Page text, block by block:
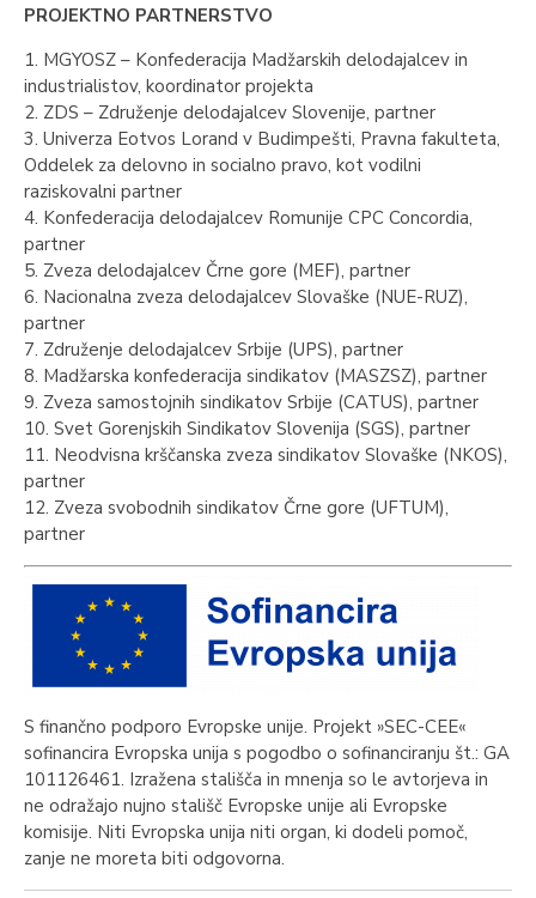
PROJEKTNO PARTNERSTVO
1. MGYOSZ – Konfederacija Madžarskih delodajalcev in
industrialistov, koordinator projekta
2. ZDS – Združenje delodajalcev Slovenije, partner
3. Univerza Eotvos Lorand v Budimpešti, Pravna fakulteta,
Oddelek za delovno in socialno pravo, kot vodilni
raziskovalni partner
4. Konfederacija delodajalcev Romunije CPC Concordia,
partner
5. Zveza delodajalcev Črne gore (MEF), partner
6. Nacionalna zveza delodajalcev Slovaške (NUE-RUZ),
partner
7. Združenje delodajalcev Srbije (UPS), partner
8. Madžarska konfederacija sindikatov (MASZSZ), partner
9. Zveza samostojnih sindikatov Srbije (CATUS), partner
10. Svet Gorenjskih Sindikatov Slovenija (SGS), partner
11. Neodvisna krščanska zveza sindikatov Slovaške (NKOS),
partner
12. Zveza svobodnih sindikatov Črne gore (UFTUM),
partner
S finančno podporo Evropske unije. Projekt »SEC-CEE«
sofinancira Evropska unija s pogodbo o sofinanciranju št.: GA
101126461. Izražena stališča in mnenja so le avtorjeva in
ne odražajo nujno stališč Evropske unije ali Evropske
komisije. Niti Evropska unija niti organ, ki dodeli pomoč,
zanje ne moreta biti odgovorna.